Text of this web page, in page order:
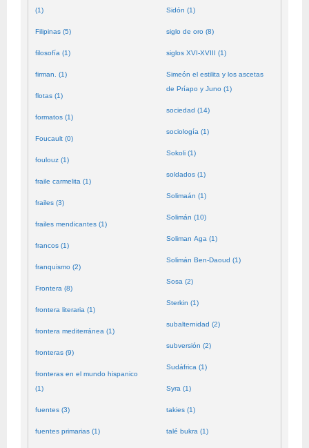
(1)
Filipinas (5)
filosofía (1)
firman. (1)
flotas (1)
formatos (1)
Foucault (0)
foulouz (1)
fraile carmelita (1)
frailes (3)
frailes mendicantes (1)
francos (1)
franquismo (2)
Frontera (8)
frontera literaria (1)
frontera mediterránea (1)
fronteras (9)
fronteras en el mundo hispanico
(1)
fuentes (3)
fuentes primarias (1)
Sidón (1)
siglo de oro (8)
siglos XVI-XVIII (1)
Simeón el estilita y los ascetas
de Príapo y Juno (1)
sociedad (14)
sociología (1)
Sokoli (1)
soldados (1)
Solimaán (1)
Solimán (10)
Soliman Aga (1)
Solimán Ben-Daoud (1)
Sosa (2)
Sterkin (1)
subalternidad (2)
subversión (2)
Sudáfrica (1)
Syra (1)
takies (1)
talé bukra (1)